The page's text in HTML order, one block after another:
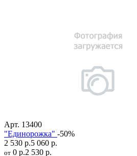
Арт. 13400
"Единорожка" -50%
2 530 р.5 060 р.
от 0 р.2 530 р.